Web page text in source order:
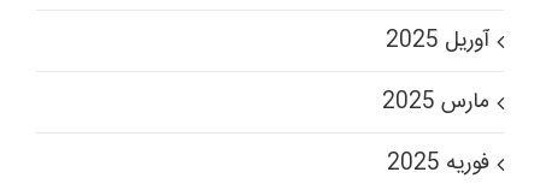
آوریل 2025
مارس 2025
فوریه 2025